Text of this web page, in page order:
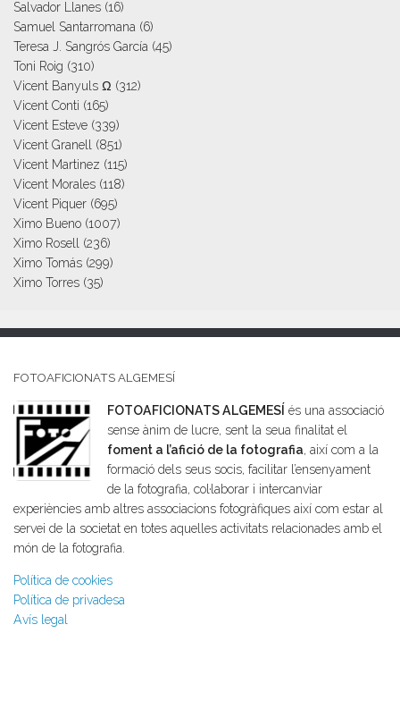
Salvador Llanes (16)
Samuel Santarromana (6)
Teresa J. Sangrós García (45)
Toni Roig (310)
Vicent Banyuls Ω (312)
Vicent Conti (165)
Vicent Esteve (339)
Vicent Granell (851)
Vicent Martinez (115)
Vicent Morales (118)
Vicent Piquer (695)
Ximo Bueno (1007)
Ximo Rosell (236)
Ximo Tomás (299)
Ximo Torres (35)
FOTOAFICIONATS ALGEMESÍ
FOTOAFICIONATS ALGEMESÍ és una associació
sense ànim de lucre, sent la seua finalitat el
foment a l’afició de la fotografia, així com a la
formació dels seus socis, facilitar l’ensenyament
de la fotografia, col·laborar i intercanviar
experiències amb altres associacions fotogràfiques així com estar al
servei de la societat en totes aquelles activitats relacionades amb el
món de la fotografia.
Política de cookies
Política de privadesa
Avís legal